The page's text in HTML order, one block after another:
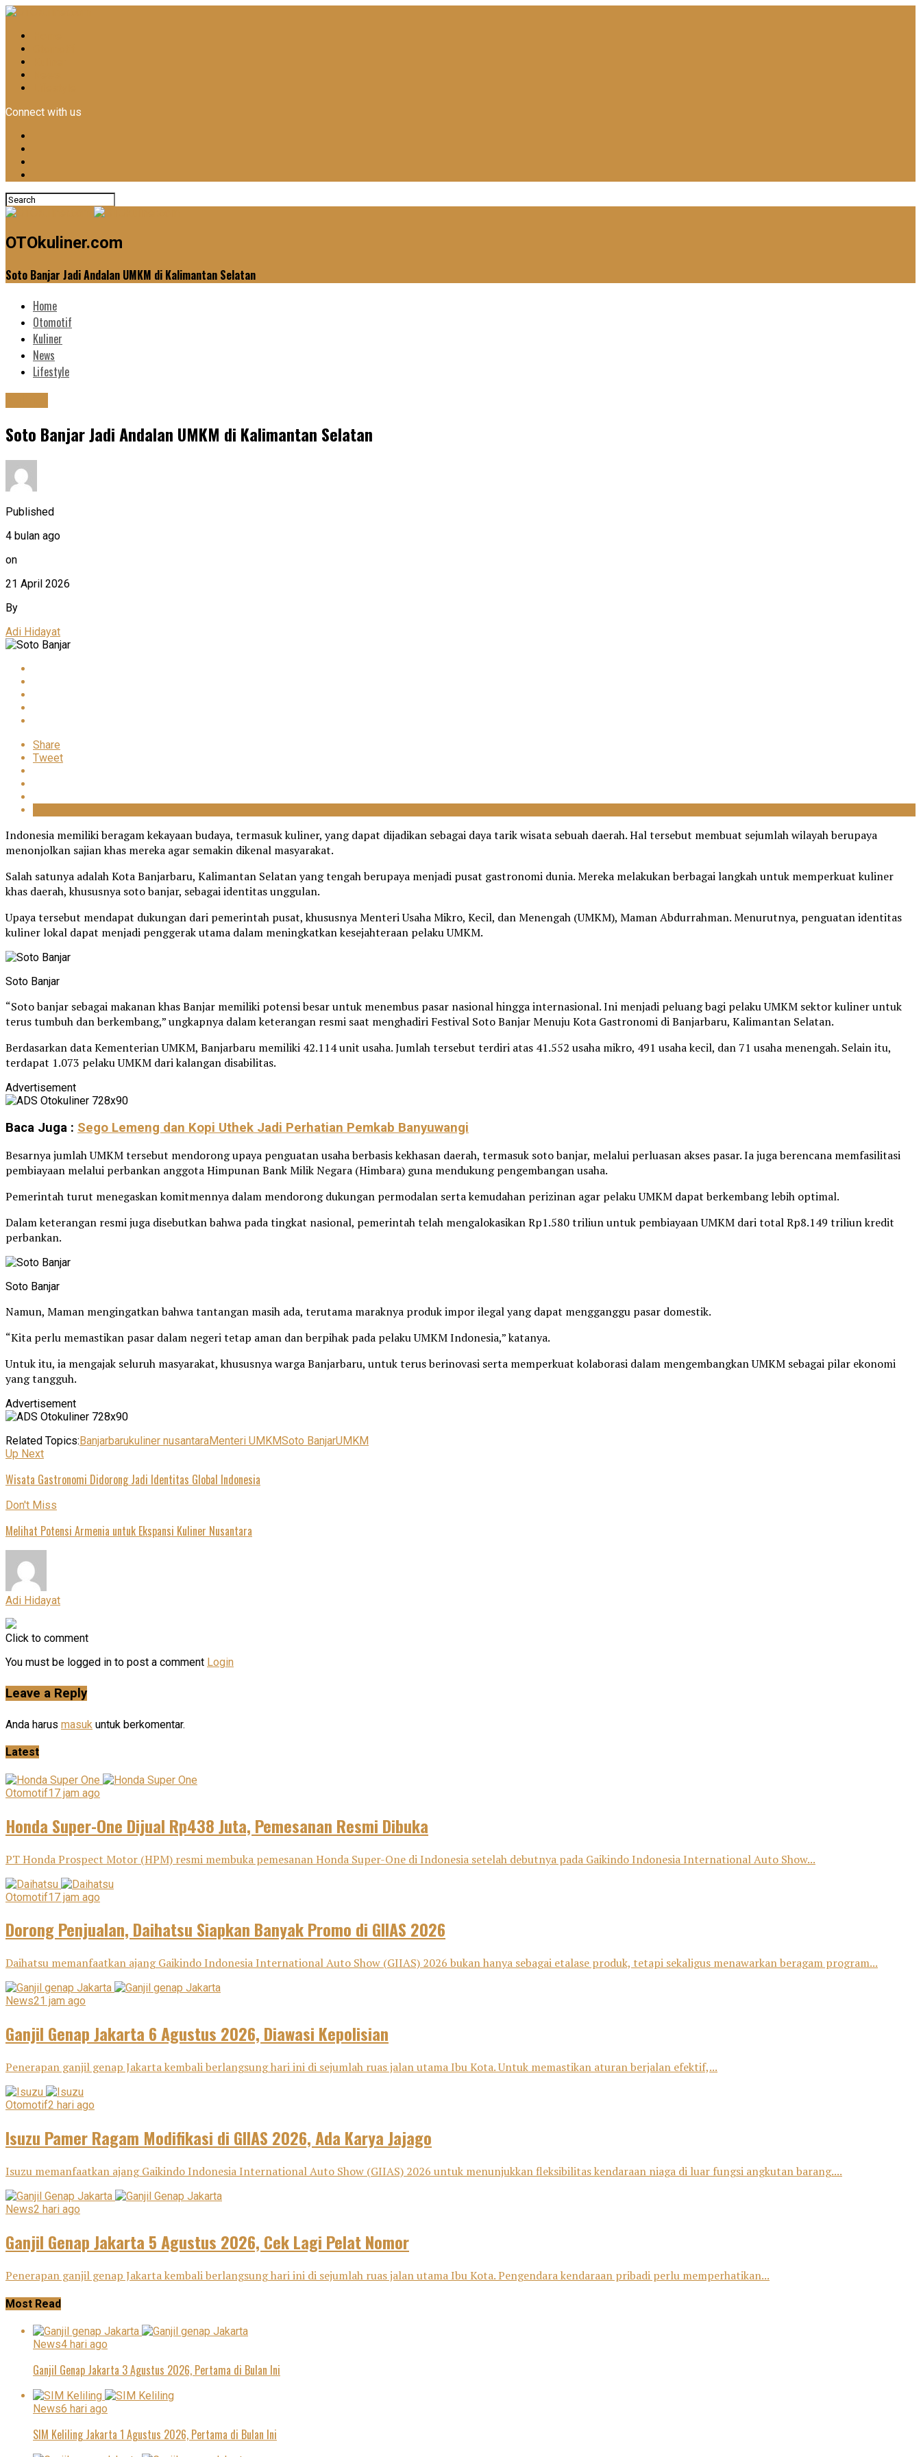
Connect with us
OTOkuliner.com
Soto Banjar Jadi Andalan UMKM di Kalimantan Selatan
Home
Otomotif
Kuliner
News
Lifestyle
Soto Banjar Jadi Andalan UMKM di Kalimantan Selatan
Published
4 bulan ago
on
21 April 2026
By
Adi Hidayat
Share
Tweet
Indonesia memiliki beragam kekayaan budaya, termasuk kuliner, yang dapat dijadikan sebagai daya tarik wisata sebuah daerah. Hal tersebut membuat sejumlah wilayah berupaya
menonjolkan sajian khas mereka agar semakin dikenal masyarakat.
Salah satunya adalah Kota Banjarbaru, Kalimantan Selatan yang tengah berupaya menjadi pusat gastronomi dunia. Mereka melakukan berbagai langkah untuk memperkuat kuliner
khas daerah, khususnya soto banjar, sebagai identitas unggulan.
Upaya tersebut mendapat dukungan dari pemerintah pusat, khususnya Menteri Usaha Mikro, Kecil, dan Menengah (UMKM), Maman Abdurrahman. Menurutnya, penguatan identitas
kuliner lokal dapat menjadi penggerak utama dalam meningkatkan kesejahteraan pelaku UMKM.
Soto Banjar
“Soto banjar sebagai makanan khas Banjar memiliki potensi besar untuk menembus pasar nasional hingga internasional. Ini menjadi peluang bagi pelaku UMKM sektor kuliner untuk
terus tumbuh dan berkembang,” ungkapnya dalam keterangan resmi saat menghadiri Festival Soto Banjar Menuju Kota Gastronomi di Banjarbaru, Kalimantan Selatan.
Berdasarkan data Kementerian UMKM, Banjarbaru memiliki 42.114 unit usaha. Jumlah tersebut terdiri atas 41.552 usaha mikro, 491 usaha kecil, dan 71 usaha menengah. Selain itu,
terdapat 1.073 pelaku UMKM dari kalangan disabilitas.
Advertisement
Baca Juga : Sego Lemeng dan Kopi Uthek Jadi Perhatian Pemkab Banyuwangi
Besarnya jumlah UMKM tersebut mendorong upaya penguatan usaha berbasis kekhasan daerah, termasuk soto banjar, melalui perluasan akses pasar. Ia juga berencana memfasilitasi
pembiayaan melalui perbankan anggota Himpunan Bank Milik Negara (Himbara) guna mendukung pengembangan usaha.
Pemerintah turut menegaskan komitmennya dalam mendorong dukungan permodalan serta kemudahan perizinan agar pelaku UMKM dapat berkembang lebih optimal.
Dalam keterangan resmi juga disebutkan bahwa pada tingkat nasional, pemerintah telah mengalokasikan Rp1.580 triliun untuk pembiayaan UMKM dari total Rp8.149 triliun kredit
perbankan.
Soto Banjar
Namun, Maman mengingatkan bahwa tantangan masih ada, terutama maraknya produk impor ilegal yang dapat mengganggu pasar domestik.
“Kita perlu memastikan pasar dalam negeri tetap aman dan berpihak pada pelaku UMKM Indonesia,” katanya.
Untuk itu, ia mengajak seluruh masyarakat, khususnya warga Banjarbaru, untuk terus berinovasi serta memperkuat kolaborasi dalam mengembangkan UMKM sebagai pilar ekonomi
yang tangguh.
Advertisement
Related Topics: Banjarbarukuliner nusantaraMenteri UMKMSoto BanjarUMKM
Up Next
Wisata Gastronomi Didorong Jadi Identitas Global Indonesia
Don't Miss
Melihat Potensi Armenia untuk Ekspansi Kuliner Nusantara
Adi Hidayat
Click to comment
You must be logged in to post a comment Login
Leave a Reply
Anda harus masuk untuk berkomentar.
Latest
Otomotif17 jam ago
Honda Super-One Dijual Rp438 Juta, Pemesanan Resmi Dibuka
PT Honda Prospect Motor (HPM) resmi membuka pemesanan Honda Super-One di Indonesia setelah debutnya pada Gaikindo Indonesia International Auto Show...
Otomotif17 jam ago
Dorong Penjualan, Daihatsu Siapkan Banyak Promo di GIIAS 2026
Daihatsu memanfaatkan ajang Gaikindo Indonesia International Auto Show (GIIAS) 2026 bukan hanya sebagai etalase produk, tetapi sekaligus menawarkan beragam program...
News21 jam ago
Ganjil Genap Jakarta 6 Agustus 2026, Diawasi Kepolisian
Penerapan ganjil genap Jakarta kembali berlangsung hari ini di sejumlah ruas jalan utama Ibu Kota. Untuk memastikan aturan berjalan efektif,...
Otomotif2 hari ago
Isuzu Pamer Ragam Modifikasi di GIIAS 2026, Ada Karya Jajago
Isuzu memanfaatkan ajang Gaikindo Indonesia International Auto Show (GIIAS) 2026 untuk menunjukkan fleksibilitas kendaraan niaga di luar fungsi angkutan barang....
News2 hari ago
Ganjil Genap Jakarta 5 Agustus 2026, Cek Lagi Pelat Nomor
Penerapan ganjil genap Jakarta kembali berlangsung hari ini di sejumlah ruas jalan utama Ibu Kota. Pengendara kendaraan pribadi perlu memperhatikan...
Most Read
News4 hari ago
Ganjil Genap Jakarta 3 Agustus 2026, Pertama di Bulan Ini
News6 hari ago
SIM Keliling Jakarta 1 Agustus 2026, Pertama di Bulan Ini